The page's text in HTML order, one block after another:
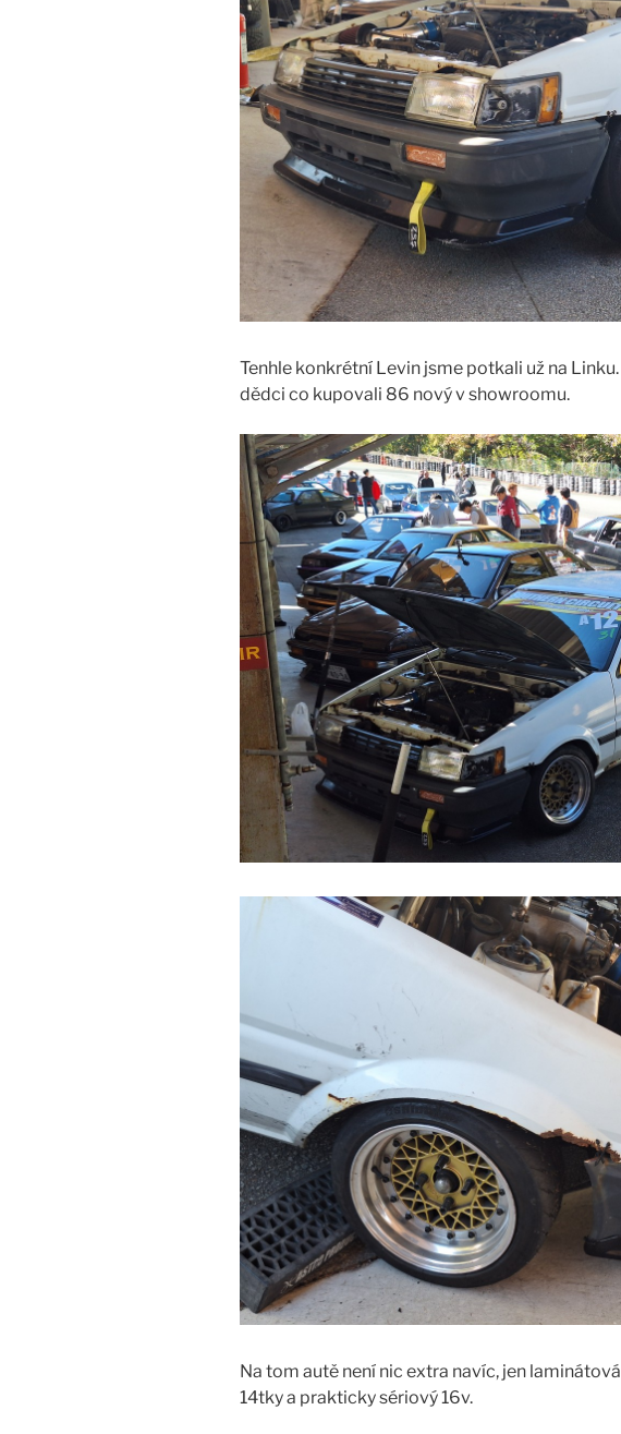
Tenhle konkrétní Levin jsme potkali už na
dědci co kupovali 86 nový v showroomu.
Na tom autě není nic extra navíc, jen
14tky a prakticky sériový 16v.